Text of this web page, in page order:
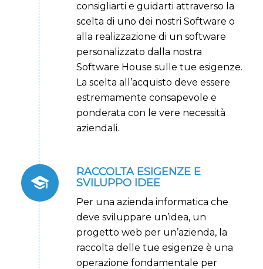
consigliarti e guidarti attraverso la
scelta di uno dei nostri Software o
alla realizzazione di un software
personalizzato dalla nostra
Software House sulle tue esigenze.
La scelta all’acquisto deve essere
estremamente consapevole e
ponderata con le vere necessità
aziendali.
RACCOLTA ESIGENZE E
SVILUPPO IDEE
Per una azienda informatica che
deve sviluppare un’idea, un
progetto web per un’azienda, la
raccolta delle tue esigenze è una
operazione fondamentale per